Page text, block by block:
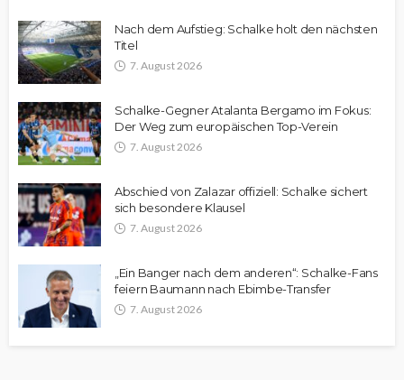
Nach dem Aufstieg: Schalke holt den nächsten
Titel
7. August 2026
Schalke-Gegner Atalanta Bergamo im Fokus:
Der Weg zum europäischen Top-Verein
7. August 2026
Abschied von Zalazar offiziell: Schalke sichert
sich besondere Klausel
7. August 2026
„Ein Banger nach dem anderen“: Schalke-Fans
feiern Baumann nach Ebimbe-Transfer
7. August 2026